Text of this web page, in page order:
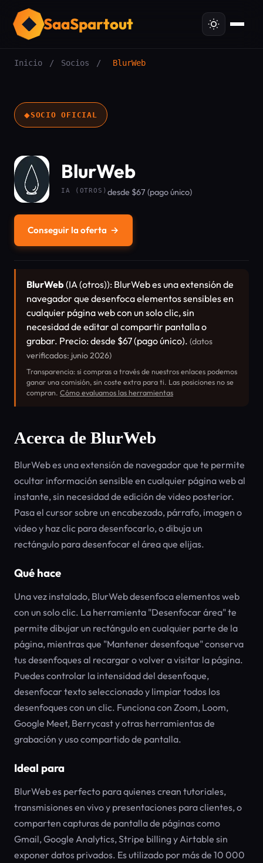
SaaSpartout
Inicio / Socios / BlurWeb
◆SOCIO OFICIAL
BlurWeb
IA (OTROS) desde $67 (pago único)
Conseguir la oferta →
BlurWeb (IA (otros)): BlurWeb es una extensión de
navegador que desenfoca elementos sensibles en
cualquier página web con un solo clic, sin
necesidad de editar al compartir pantalla o
grabar. Precio: desde $67 (pago único). (datos
verificados: junio 2026)
Transparencia: si compras a través de nuestros enlaces podemos
ganar una comisión, sin coste extra para ti. Las posiciones no se
compran. Cómo evaluamos las herramientas
Acerca de BlurWeb
BlurWeb es una extensión de navegador que te permite
ocultar información sensible en cualquier página web al
instante, sin necesidad de edición de video posterior.
Pasa el cursor sobre un encabezado, párrafo, imagen o
video y haz clic para desenfocarlo, o dibuja un
rectángulo para desenfocar el área que elijas.
Qué hace
Una vez instalado, BlurWeb desenfoca elementos web
con un solo clic. La herramienta "Desenfocar área" te
permite dibujar un rectángulo en cualquier parte de la
página, mientras que "Mantener desenfoque" conserva
tus desenfoques al recargar o volver a visitar la página.
Puedes controlar la intensidad del desenfoque,
desenfocar texto seleccionado y limpiar todos los
desenfoques con un clic. Funciona con Zoom, Loom,
Google Meet, Berrycast y otras herramientas de
grabación y uso compartido de pantalla.
Ideal para
BlurWeb es perfecto para quienes crean tutoriales,
transmisiones en vivo y presentaciones para clientes, o
comparten capturas de pantalla de páginas como
Gmail, Google Analytics, Stripe billing y Airtable sin
exponer datos privados. Es utilizado por más de 10 000